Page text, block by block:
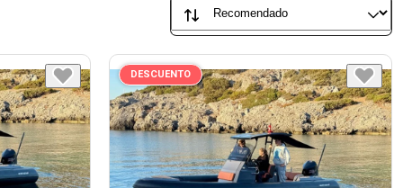
DESCUENTO